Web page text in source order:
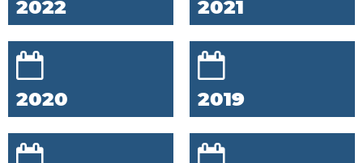
2022 2021
2020 2019